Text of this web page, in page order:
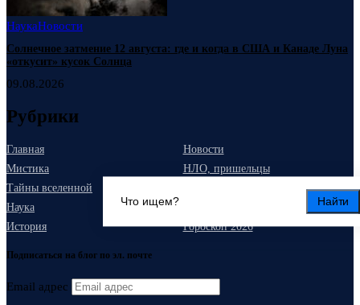
Найти
НаукаНовости
Солнечное затмение 12 августа: где и когда в США и Канаде Луна
«откусит» кусок Солнца
09.08.2026
Рубрики
Главная
Новости
Мистика
НЛО, пришельцы
Тайны вселенной
Наука
История
Гороскоп 2026
Подписаться на блог по эл. почте
Email адрес